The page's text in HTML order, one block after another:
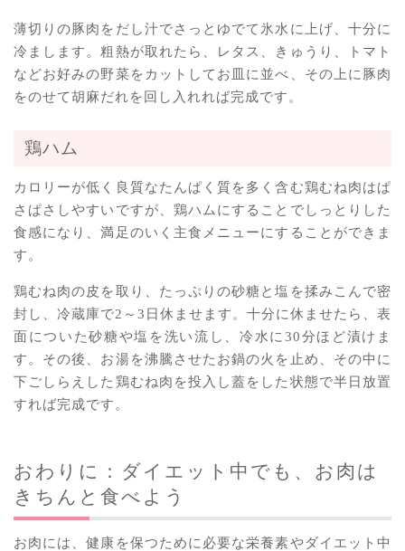
薄切りの豚肉をだし汁でさっとゆでて氷水に上げ、十分に
冷まします。粗熱が取れたら、レタス、きゅうり、トマト
などお好みの野菜をカットしてお皿に並べ、その上に豚肉
をのせて胡麻だれを回し入れれば完成です。
鶏ハム
カロリーが低く良質なたんぱく質を多く含む鶏むね肉はぱ
さぱさしやすいですが、鶏ハムにすることでしっとりした
食感になり、満足のいく主食メニューにすることができま
す。
鶏むね肉の皮を取り、たっぷりの砂糖と塩を揉みこんで密
封し、冷蔵庫で2～3日休ませます。十分に休ませたら、表
面についた砂糖や塩を洗い流し、冷水に30分ほど漬けま
す。その後、お湯を沸騰させたお鍋の火を止め、その中に
下ごしらえした鶏むね肉を投入し蓋をした状態で半日放置
すれば完成です。
おわりに：ダイエット中でも、お肉は
きちんと食べよう
お肉には、健康を保つために必要な栄養素やダイエット中